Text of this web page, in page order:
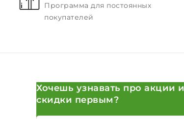
Программа для постоянных
покупателей
Хочешь узнавать про акции и
скидки первым?